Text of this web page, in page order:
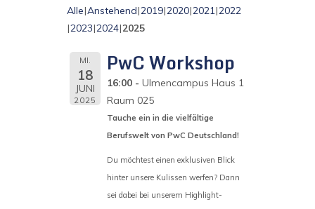
Alle Anstehend 2019 2020 2021 2022
2023 2024 2025
MI.
18
JUNI
2025
PwC Workshop
16:00
Ulmencampus Haus 1
Raum 025
Tauche ein in die vielfältige
Berufswelt von PwC Deutschland!
Du möchtest einen exklusiven Blick
hinter unsere Kulissen werfen? Dann
sei dabei bei unserem Highlight-